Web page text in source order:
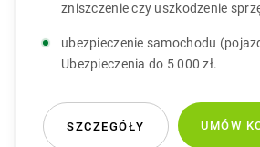
zniszczenie czy uszkodzenie
ubezpieczenie samochodu
Ubezpieczenia do 5 000 zł.
SZCZEGÓŁY UMÓW